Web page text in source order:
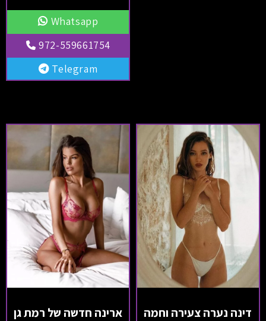
Whatsapp
972-559661754
Telegram
דינה נערה צעירה וחמה ארינה חדשה של רמת גן